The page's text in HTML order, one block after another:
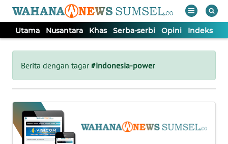
Utama Nusantara Khas Serba-serbi Opini Indeks
Berita dengan tagar#indonesia-power
Tutup
UTAMA
NUSANTARA